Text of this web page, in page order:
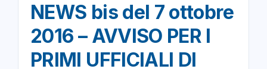
NEWS bis del 7 ottobre
2016 – AVVISO PER I
PRIMI UFFICIALI DI